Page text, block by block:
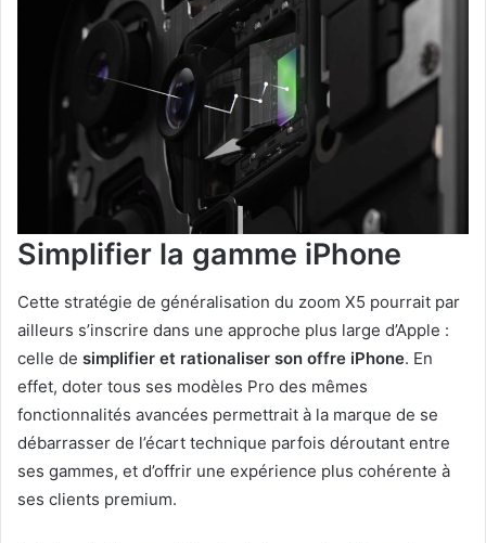
Simplifier la gamme iPhone
Cette stratégie de généralisation du zoom X5 pourrait par
ailleurs s’inscrire dans une approche plus large d’Apple :
celle de simplifier et rationaliser son offre iPhone. En
effet, doter tous ses modèles Pro des mêmes
fonctionnalités avancées permettrait à la marque de se
débarrasser de l’écart technique parfois déroutant entre
ses gammes, et d’offrir une expérience plus cohérente à
ses clients premium.